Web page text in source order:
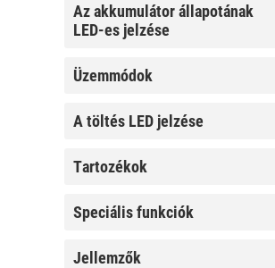
az
akkumulátor
állapotának
jelzése
az akkumulátor állapotának
LED-es jelzése
üzemmódok
üzemmódok
a
jelzése
a töltés LED jelzése
tartozékok
tartozékok
speciális
funkciók
speciális funkciók
jellemzők
jellemzők